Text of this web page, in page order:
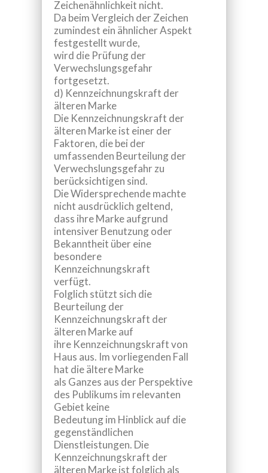
Zeichenähnlichkeit nicht.
Da beim Vergleich der Zeichen
zumindest ein ähnlicher Aspekt
festgestellt wurde,
wird die Prüfung der
Verwechslungsgefahr
fortgesetzt.
d) Kennzeichnungskraft der
älteren Marke
Die Kennzeichnungskraft der
älteren Marke ist einer der
Faktoren, die bei der
umfassenden Beurteilung der
Verwechslungsgefahr zu
berücksichtigen sind.
Die Widersprechende machte
nicht ausdrücklich geltend,
dass ihre Marke aufgrund
intensiver Benutzung oder
Bekanntheit über eine
besondere
Kennzeichnungskraft
verfügt.
Folglich stützt sich die
Beurteilung der
Kennzeichnungskraft der
älteren Marke auf
ihre Kennzeichnungskraft von
Haus aus. Im vorliegenden Fall
hat die ältere Marke
als Ganzes aus der Perspektive
des Publikums im relevanten
Gebiet keine
Bedeutung im Hinblick auf die
gegenständlichen
Dienstleistungen. Die
Kennzeichnungskraft der
älteren Marke ist folglich als